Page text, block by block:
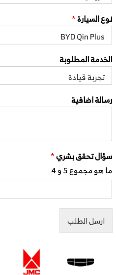
نوع السيارة*
الخدمة المطلوبة
رسالة اضافية
سؤال تحقق بشري*
ما هو مجموع 5 و 4
ارسل الطلب